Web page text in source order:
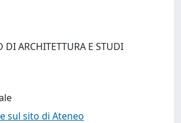
DI ARCHITETTURA E STUDI
sul sito di Ateneo